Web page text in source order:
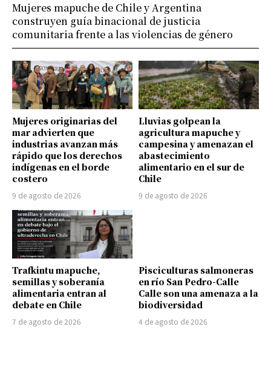
Mujeres originarias del
mar advierten que
industrias avanzan más
rápido que los derechos
indígenas en el borde
costero
9 de agosto de 2026
Lluvias golpean la
agricultura mapuche y
campesina y amenazan el
abastecimiento
alimentario en el sur de
Chile
9 de agosto de 2026
Trafkintu mapuche,
semillas y soberanía
alimentaria entran al
debate en Chile
7 de agosto de 2026
Pisciculturas salmoneras
en río San Pedro-Calle
Calle son una amenaza a la
biodiversidad
4 de agosto de 2026
Mujeres mapuche de Chile y Argentina
construyen guía binacional de justicia
comunitaria frente a las violencias de género